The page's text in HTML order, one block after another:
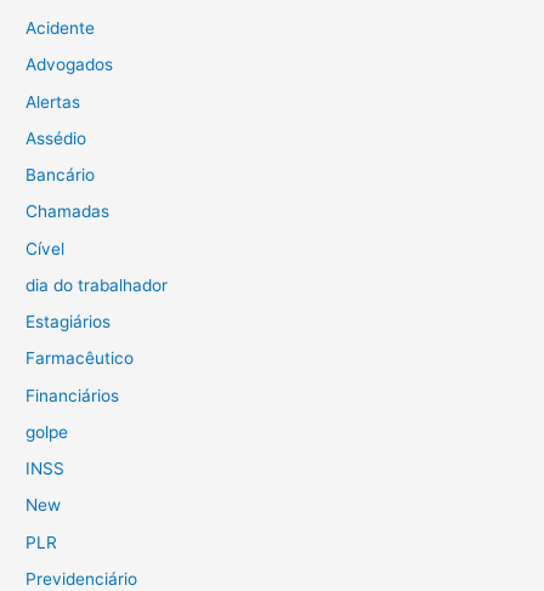
Acidente
Advogados
Alertas
Assédio
Bancário
Chamadas
Cível
dia do trabalhador
Estagiários
Farmacêutico
Financiários
golpe
INSS
New
PLR
Previdenciário